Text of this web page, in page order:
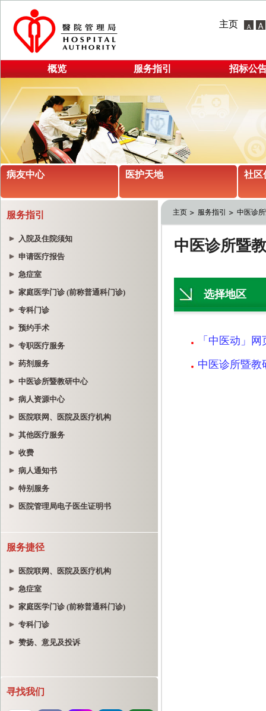
主页
概览 服务指引 招标公
病友中心 医护天地 社区
服务指引
入院及住院须知
申请医疗报告
急症室
家庭医学门诊 (前称普通科门诊)
专科门诊
预约手术
专职医疗服务
药剂服务
中医诊所暨教研中心
病人资源中心
医院联网、医院及医疗机构
其他医疗服务
收费
病人通知书
特别服务
医院管理局电子医生证明书
服务捷径
医院联网、医院及医疗机构
急症室
家庭医学门诊 (前称普通科门诊)
专科门诊
赞扬、意见及投诉
寻找我们
主页 服务指引 中医诊